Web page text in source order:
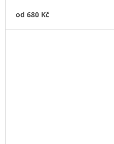
od 680 Kč